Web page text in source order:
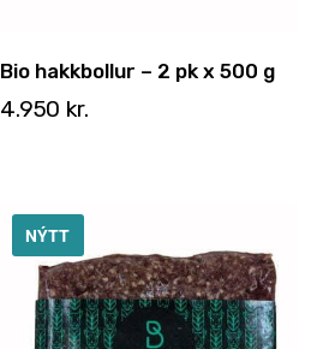
Bio hakkbollur – 2 pk x 500 g
4.950 kr.
NÝTT